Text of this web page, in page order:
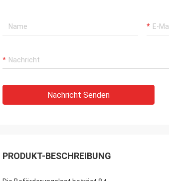
Nachricht Senden
PRODUKT-BESCHREIBUNG